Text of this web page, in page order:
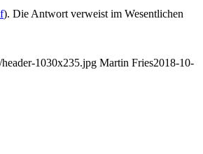
). Die Antwort verweist im Wesentlichen
1030x235.jpg Martin Fries2018-10-